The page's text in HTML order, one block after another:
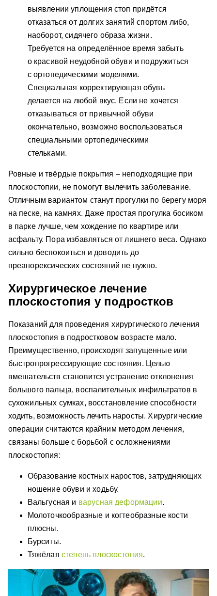
выявлении уплощения стоп придётся
отказаться от долгих занятий спортом либо,
наоборот, сидячего образа жизни.
Требуется на определённое время забыть
о красивой неудобной обуви и подружиться
с ортопедическими моделями.
Специальная корректирующая обувь
делается на любой вкус. Если не хочется
отказываться от привычной обуви
окончательно, возможно воспользоваться
специальными ортопедическими
стельками.
Ровные и твёрдые покрытия – неподходящие при
плоскостопии, не помогут вылечить заболевание.
Отличным вариантом станут прогулки по берегу моря
на песке, на камнях. Даже простая прогулка босиком
в парке лучше, чем хождение по квартире или
асфальту. Пора избавляться от лишнего веса. Однако
сильно беспокоиться и доводить до
преанорексических состояний не нужно.
Хирургическое лечение
плоскостопия у подростков
Показаний для проведения хирургического лечения
плоскостопия в подростковом возрасте мало.
Преимущественно, происходят запущенные или
быстропрогрессирующие состояния. Целью
вмешательств становится устранение отклонения
большого пальца, воспалительных инфильтратов в
сухожильных сумках, восстановление способности
ходить, возможность лечить наросты. Хирургические
операции считаются крайним методом лечения,
связаны больше с борьбой с осложнениями
плоскостопия:
Образование костных наростов, затрудняющих
ношение обуви и ходьбу.
Вальгусная и варусная деформации.
Молоточкообразные и когтеобразные кости
плюсны.
Бурситы.
Тяжёлая степень плоскостопия.